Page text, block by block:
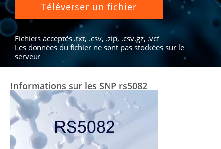
Téléverser un fichier
Fichiers acceptés .txt, .csv, .zip, .csv.gz, .vcf
Les données du fichier ne sont pas stockées sur le
serveur
Informations sur les SNP rs5082